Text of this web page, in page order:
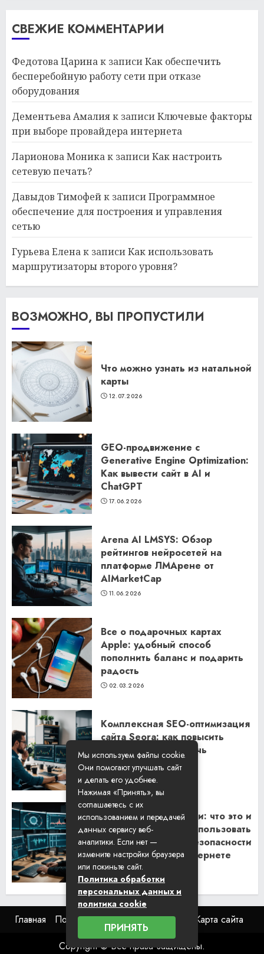
СВЕЖИЕ КОММЕНТАРИИ
Федотова Царинак записиКак обеспечить
бесперебойную работу сети при отказе
оборудования
Дементьева Амалияк записиКлючевые факторы
при выборе провайдера интернета
Ларионова Моникак записиКак настроить
сетевую печать?
Давыдов Тимофейк записиПрограммное
обеспечение для построения и управления
сетью
Гурьева Еленак записиКак использовать
маршрутизаторы второго уровня?
ВОЗМОЖНО, ВЫ ПРОПУСТИЛИ
Что можно узнать из натальной
карты
12.07.2026
GEO-продвижение с
Generative Engine Optimization:
Как вывести сайт в AI и
ChatGPT
17.06.2026
Arena AI LMSYS: Обзор
рейтингов нейросетей на
платформе ЛМАрене от
AIMarketCap
11.06.2026
Все о подарочных картах
Apple: удобный способ
пополнить баланс и подарить
радость
02.03.2026
Комплексная SEO-оптимизация
сайта Seora: как повысить
видимость и привлечь
клиентов
06.02.2026
Резидентские прокси: что это и
как их правильно использовать
для обеспечения безопасности
и анонимности в интернете
29.01.2026
Главная Пользовательское соглашение
Карта сайта
Copyright © Все права защищены.
Мы используем файлы cookie.
Они помогают улучшать сайт
и делать его удобнее.
Нажимая «Принять», вы
соглашаетесь с их
использованием и передачей
данных сервису веб-
аналитики. Если нет —
измените настройки браузера
или покиньте сайт.
Политика обработки
персональных данных и
политика cookie
ПРИНЯТЬ